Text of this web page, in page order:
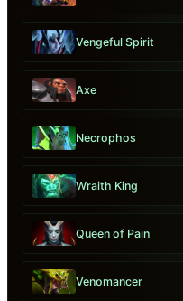
Vengeful Spirit
Axe
Necrophos
Wraith King
Queen of Pain
Venomancer